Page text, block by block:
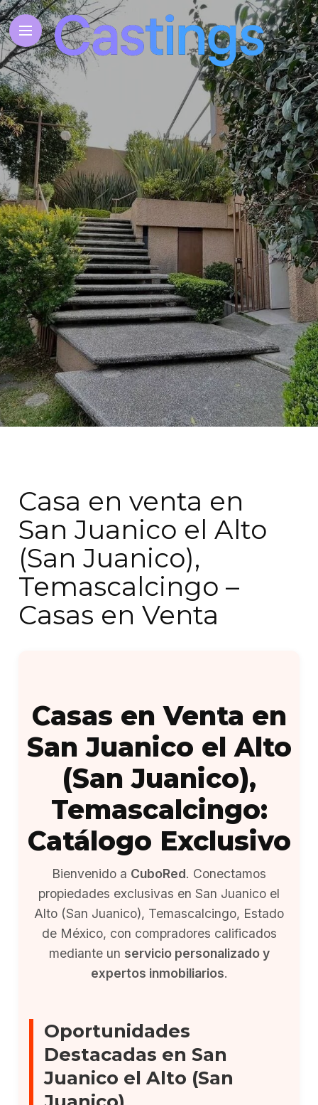
Casa en venta en
San Juanico el Alto
(San Juanico),
Temascalcingo –
Casas en Venta
Casas en Venta en
San Juanico el Alto
(San Juanico),
Temascalcingo:
Catálogo Exclusivo
Bienvenido a CuboRed. Conectamos
propiedades exclusivas en San Juanico el
Alto (San Juanico), Temascalcingo, Estado
de México, con compradores calificados
mediante un servicio personalizado y
expertos inmobiliarios.
Oportunidades
Destacadas en San
Juanico el Alto (San